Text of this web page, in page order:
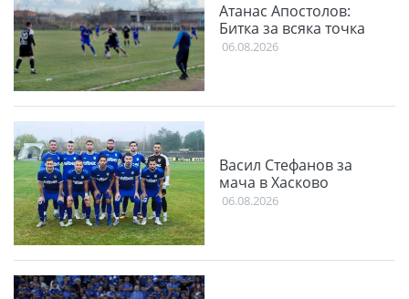
Атанас Апостолов:
Битка за всяка точка
06.08.2026
Васил Стефанов за
мача в Хасково
06.08.2026